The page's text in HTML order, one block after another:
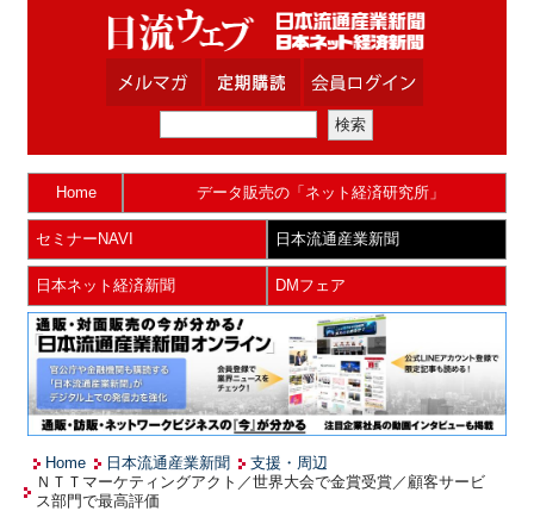
Home データ販売の「ネット経済研究所」
セミナーNAVI 日本流通産業新聞
日本ネット経済新聞 DMフェア
Home 日本流通産業新聞
支援・周辺
ＮＴＴマーケティングアクト／世界大会で金賞受賞／顧客サービ
ス部門で最高評価